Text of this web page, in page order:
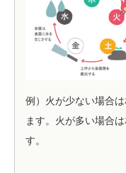
例）火が少ない場合
ます。火が多い場合
す。